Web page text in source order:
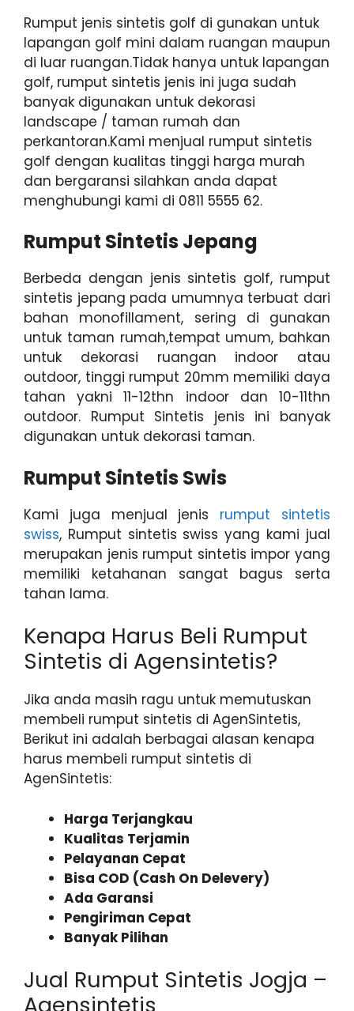
Rumput jenis sintetis golf di gunakan untuk
lapangan golf mini dalam ruangan maupun
di luar ruangan.Tidak hanya untuk lapangan
golf, rumput sintetis jenis ini juga sudah
banyak digunakan untuk dekorasi
landscape / taman rumah dan
perkantoran.Kami menjual rumput sintetis
golf dengan kualitas tinggi harga murah
dan bergaransi silahkan anda dapat
menghubungi kami di 0811 5555 62.
Rumput Sintetis Jepang
Berbeda dengan jenis sintetis golf, rumput
sintetis jepang pada umumnya terbuat dari
bahan monofillament, sering di gunakan
untuk taman rumah,tempat umum, bahkan
untuk dekorasi ruangan indoor atau
outdoor, tinggi rumput 20mm memiliki daya
tahan yakni 11-12thn indoor dan 10-11thn
outdoor. Rumput Sintetis jenis ini banyak
digunakan untuk dekorasi taman.
Rumput Sintetis Swis
Kami juga menjual jenis rumput sintetis
swiss, Rumput sintetis swiss yang kami jual
merupakan jenis rumput sintetis impor yang
memiliki ketahanan sangat bagus serta
tahan lama.
Kenapa Harus Beli Rumput
Sintetis di Agensintetis?
Jika anda masih ragu untuk memutuskan
membeli rumput sintetis di AgenSintetis,
Berikut ini adalah berbagai alasan kenapa
harus membeli rumput sintetis di
AgenSintetis:
Harga Terjangkau
Kualitas Terjamin
Pelayanan Cepat
Bisa COD (Cash On Delevery)
Ada Garansi
Pengiriman Cepat
Banyak Pilihan
Jual Rumput Sintetis Jogja –
Agensintetis